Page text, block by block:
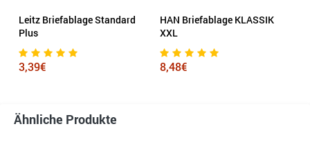
Leitz Briefablage Standard
Plus
3,39€
HAN Briefablage KLASSIK
XXL
8,48€
Ähnliche Produkte